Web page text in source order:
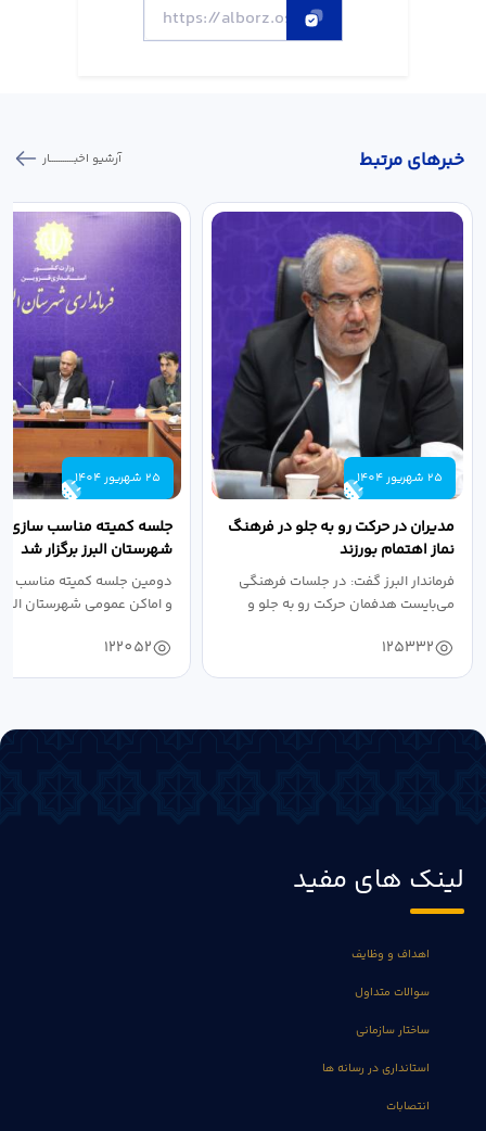
خبر‌های مرتبط آرشیو اخبـــــــــــار
25 شهریور 1404
مدیران در حرکت رو به جلو در فرهنگ
نماز اهتمام بورزند
فرماندار البرز گفت: در جلسات فرهنگی
می‌بایست هدفمان حرکت رو به جلو و
125332
25 شهریور 1404
جلسه کمیته مناسب سازی
شهرستان البرز برگزار شد
دومین جلسه کمیته مناسب
و اماکن عمومی شهرستان
122052
لینک های مفید
اهداف و وظایف
سوالات متداول
ساختار سازمانی
استانداری در رسانه ها
انتصابات